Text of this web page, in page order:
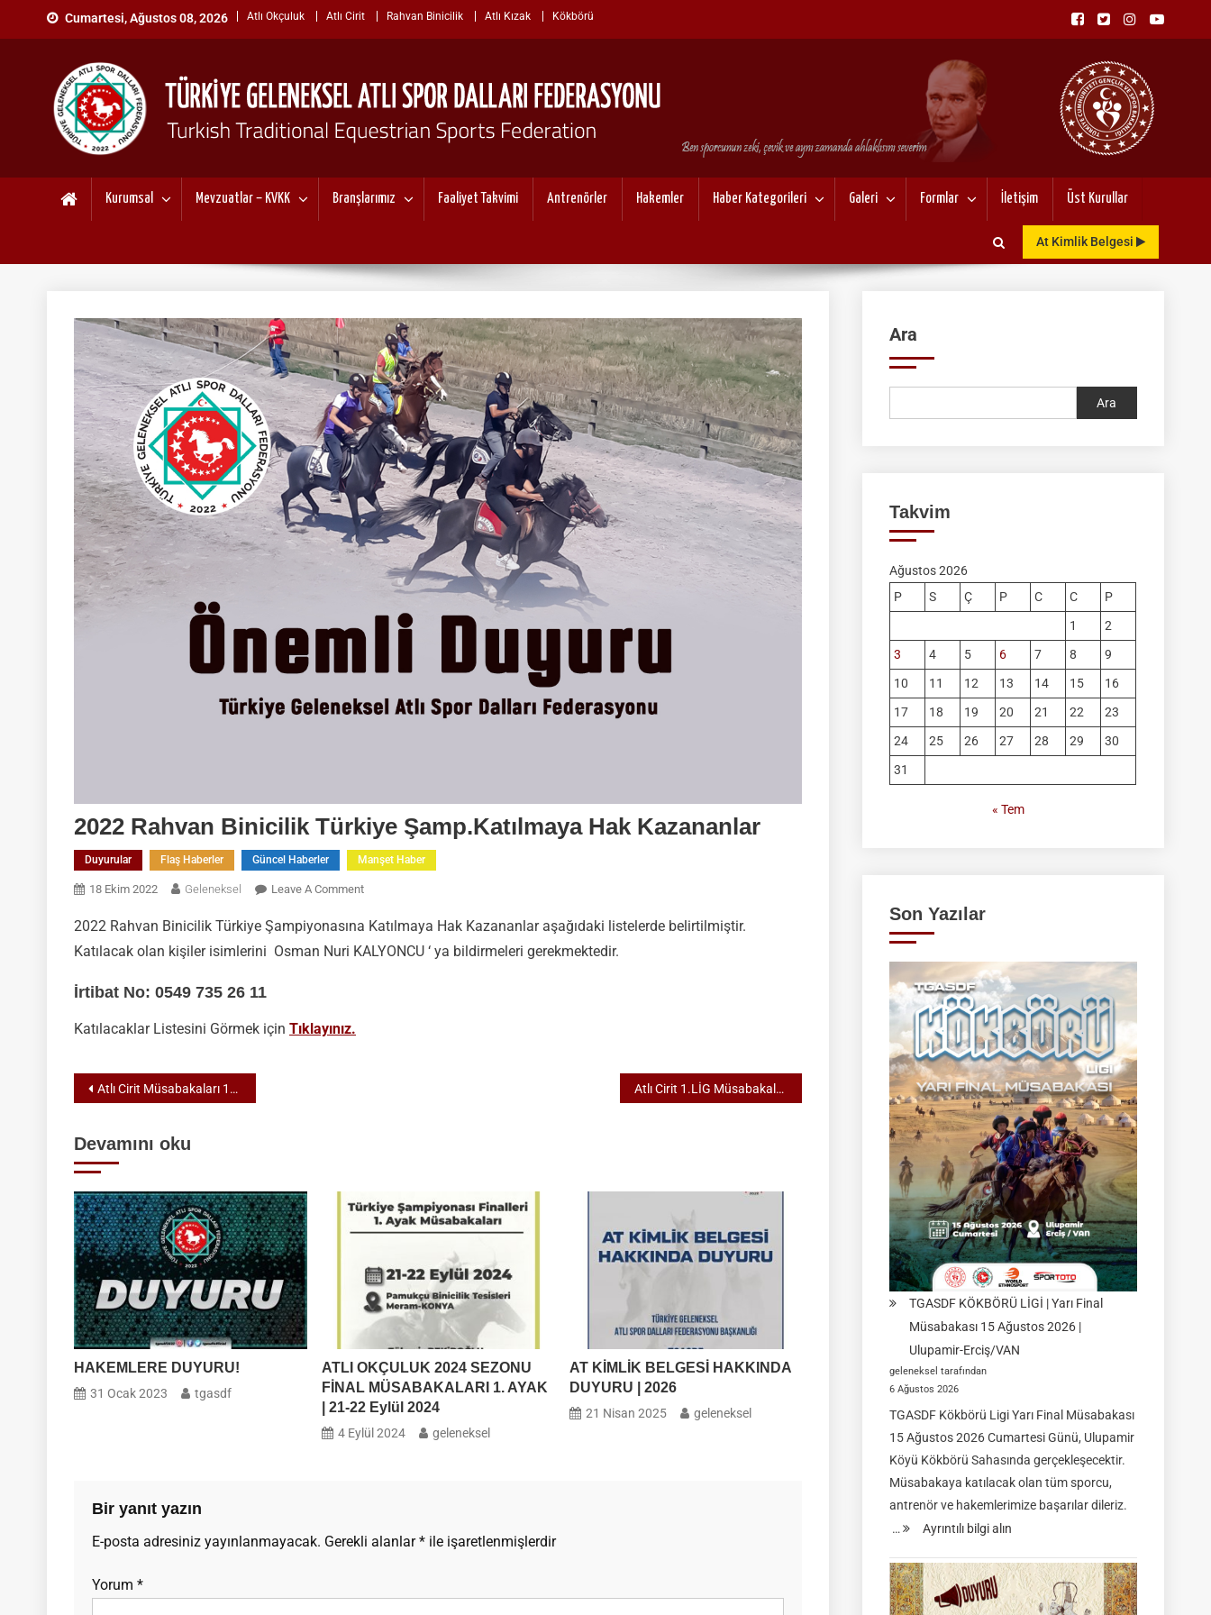
Cumartesi, Ağustos 08, 2026 Atlı Okçuluk Atlı Cirit Rahvan Binicilik Atlı Kızak Kökbörü
TÜRKİYE GELENEKSEL ATLI SPOR DALLARI FEDERASYONU
"Gelenekten, Geleceğe "
Kurumsal Mevzuatlar – KVKK Branşlarımız Faaliyet Takvimi Antrenörler Hakemler Haber Kategorileri Galeri Formlar İletişim Üst Kurullar
At Kimlik Belgesi
2022 Rahvan Binicilik Türkiye Şamp.Katılmaya Hak Kazananlar
Duyurular Flaş Haberler Güncel Haberler Manşet Haber
18 Ekim 2022 Geleneksel Leave A CommentOn
Rahvan
Binicilik
2022 Rahvan Binicilik Türkiye Şampiyonasına Katılmaya Hak Kazananlar aşağıdaki listelerde belirtilmiştir.
Katılacak olan kişiler isimlerini Osman Nuri KALYONCU ‘ ya bildirmeleri gerekmektedir.
İrtibat No: 0549 735 26 11
Katılacaklar Listesini Görmek için Tıklayınız.
Yazı
Atlı Cirit Müsabakaları 13-16 Ekim 2022 Uşak Atlı Cirit 1.LİG Müsabakaları
Devamını oku
HAKEMLERE DUYURU!
31 Ocak 2023 tgasdf
ATLI OKÇULUK 2024 SEZONU
FİNAL MÜSABAKALARI 1. AYAK
| 21-22 Eylül 2024
4 Eylül 2024 geleneksel
AT KİMLİK BELGESİ HAKKINDA
DUYURU | 2026
21 Nisan 2025 geleneksel
Bir yanıt yazın
E-posta adresiniz yayınlanmayacak. Gerekli alanlar* ile işaretlenmişlerdir
Yorum *
Ara
Ara
Takvim
Ağustos 2026
P
S Ç P C C
P
1
2
3
4 5 6 7 8
9
10
11 12 13 14 15
16
17
18 19 20 21 22
23
24
25 26 27 28 29
30
31
« Tem
Son Yazılar
TGASDF KÖKBÖRÜ LİGİ | Yarı Final
Müsabakası 15 Ağustos 2026 |
Ulupamir-Erciş/VAN
geleneksel tarafından
6 Ağustos 2026
TGASDF Kökbörü Ligi Yarı Final Müsabakası
15 Ağustos 2026 Cumartesi Günü, Ulupamir
Köyü Kökbörü Sahasında gerçekleşecektir.
Müsabakaya katılacak olan tüm sporcu,
antrenör ve hakemlerimize başarılar dileriz.
…
Ayrıntılı bilgi alın
KÖKBÖRÜ
LİGİ